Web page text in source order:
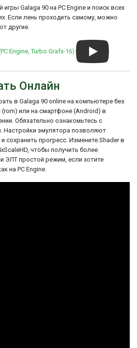
Galaga 90 на PC Engine и поиск всех
Если лень проходить самому, можно
другие.
Engine, Turbo Grafx-16)
Онлайн
в Galaga 90 online на компьютере без
(rom) или на смартфоне (Android) в
Обязательно ознакомьтесь с
Настройки эмулятора позволяют
сохранить прогресс. Измените Shader в
чтобы получить более
ЭЛТ простой режим, если хотите
на PC Engine.